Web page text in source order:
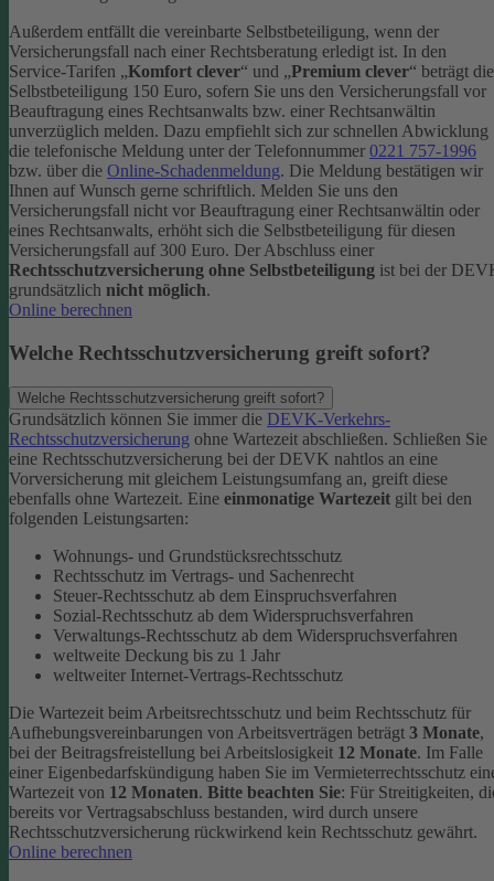
Außerdem entfällt die vereinbarte Selbstbeteiligung, wenn der
Versicherungsfall nach einer Rechtsberatung erledigt ist. In den
Service-Tarifen „Komfort clever“ und „Premium clever“ beträgt die
Selbstbeteiligung 150 Euro, sofern Sie uns den Versicherungsfall vor
Beauftragung eines Rechtsanwalts bzw. einer Rechtsanwältin
unverzüglich melden. Dazu empfiehlt sich zur schnellen Abwicklung
die telefonische Meldung unter der Telefonnummer 0221 757-1996
bzw. über die Online-Schadenmeldung. Die Meldung bestätigen wir
Ihnen auf Wunsch gerne schriftlich. Melden Sie uns den
Versicherungsfall nicht vor Beauftragung einer Rechtsanwältin oder
eines Rechtsanwalts, erhöht sich die Selbstbeteiligung für diesen
Versicherungsfall auf 300 Euro. Der Abschluss einer
Rechtsschutzversicherung ohne Selbstbeteiligung ist bei der
grundsätzlich nicht möglich.
Online berechnen
Welche Rechtsschutzversicherung greift sofort?
Welche Rechtsschutzversicherung greift sofort?
Grundsätzlich können Sie immer die DEVK-Verkehrs-
Rechtsschutzversicherung ohne Wartezeit abschließen. Schließen Sie
eine Rechtsschutzversicherung bei der DEVK nahtlos an eine
Vorversicherung mit gleichem Leistungsumfang an, greift diese
ebenfalls ohne Wartezeit. Eine einmonatige Wartezeit gilt bei den
folgenden Leistungsarten:
Wohnungs- und Grundstücksrechtsschutz
Rechtsschutz im Vertrags- und Sachenrecht
Steuer-Rechtsschutz ab dem Einspruchsverfahren
Sozial-Rechtsschutz ab dem Widerspruchsverfahren
Verwaltungs-Rechtsschutz ab dem Widerspruchsverfahren
weltweite Deckung bis zu 1 Jahr
weltweiter Internet-Vertrags-Rechtsschutz
Die Wartezeit beim Arbeitsrechtsschutz und beim Rechtsschutz für
Aufhebungsvereinbarungen von Arbeitsverträgen beträgt 3 Monate,
bei der Beitragsfreistellung bei Arbeitslosigkeit 12 Monate. Im Falle
einer Eigenbedarfskündigung haben Sie im Vermieterrechtsschutz
Wartezeit von 12 Monaten. Bitte beachten Sie: Für Streitigkeiten,
bereits vor Vertragsabschluss bestanden, wird durch unsere
Rechtsschutzversicherung rückwirkend kein Rechtsschutz gewährt.
Online berechnen